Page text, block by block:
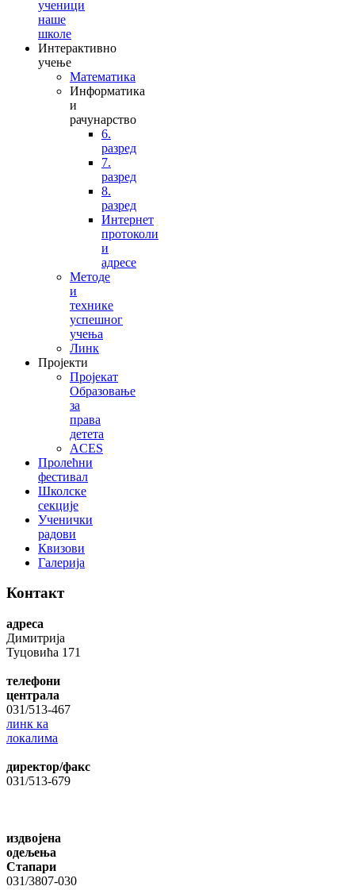
ученици
наше
школе
Интерактивно
учење
Математика
Информатика
и
рачунарство
6.
разред
7.
разред
8.
разред
Интернет
протоколи
и
адресе
Методе
и
технике
успешног
учења
Линк
Пројекти
Пројекат
Образовање
за
права
детета
ACES
Пролећни
фестивал
Школске
секције
Ученички
радови
Квизови
Галерија
Контакт
адреса
Димитрија
Туцовића 171
телефони
централа
031/513-467
линк ка
локалима
директор/факс
031/513-679
издвојена
одељења
Стапари
031/3807-030